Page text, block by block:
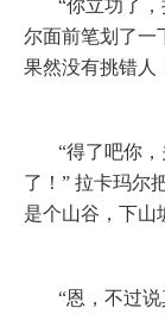
“你立功了
尔面前笔划了一
果然没有挑错人
“得了吧你
了！” 拉卡玛尔
是个山谷，下山
“恩，不过